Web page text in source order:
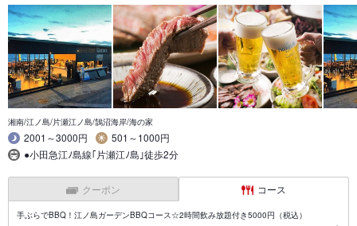
湘南/江ノ島/片瀬江ノ島/鵠沼海岸/海の家
2001～3000円
501～1000円
●小田急江ﾉ島線｢片瀬江ﾉ島｣徒歩2分
クーポン コース
手ぶらでBBQ！江ノ島ガーデンBBQコース☆2時間飲み放題付き5000円（税込）